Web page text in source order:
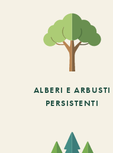
ALBERI E ARBUSTI
PERSISTENTI